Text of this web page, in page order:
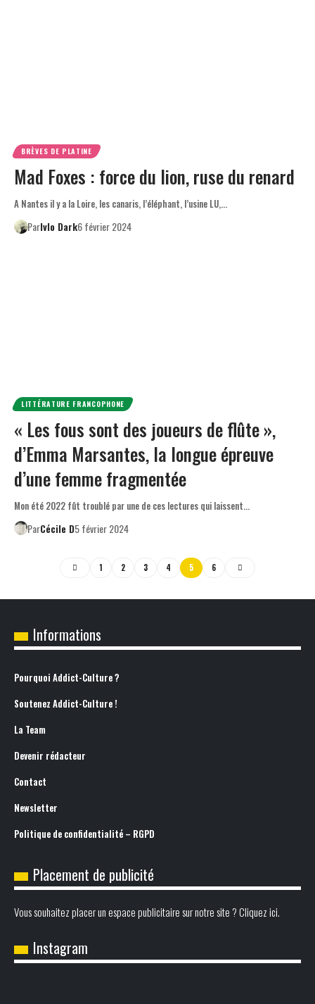
BRÈVES DE PLATINE
Mad Foxes : force du lion, ruse du renard
A Nantes il y a la Loire, les canaris, l’éléphant, l’usine LU,…
ParIvlo Dark6 février 2024
LITTÉRATURE FRANCOPHONE
« Les fous sont des joueurs de flûte »,
d’Emma Marsantes, la longue épreuve
d’une femme fragmentée
Mon été 2022 fût troublé par une de ces lectures qui laissent…
ParCécile D5 février 2024
1 2 3 4 5 6
Informations
Pourquoi Addict-Culture ?
Soutenez Addict-Culture !
La Team
Devenir rédacteur
Contact
Newsletter
Politique de confidentialité – RGPD
Placement de publicité
Vous souhaitez placer un espace publicitaire sur notre site ? Cliquez ici.
Instagram